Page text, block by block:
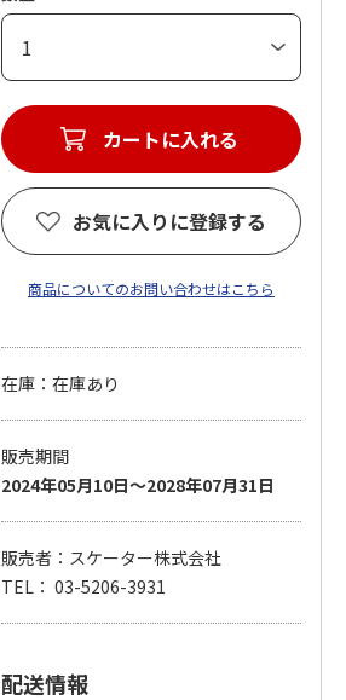
カートに入れる
お気に入りに登録する
商品についてのお問い合わせはこちら
在庫：在庫あり
販売期間
2024年05月10日～2028年07月31日
販売者：スケーター株式会社
TEL： 03-5206-3931
配送情報